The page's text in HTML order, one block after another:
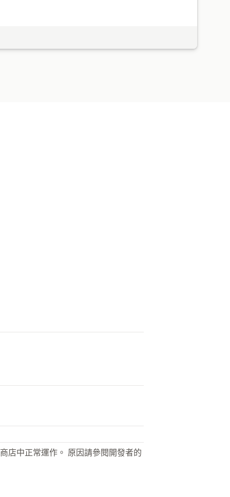
店中正常運作。 原因請參閱開發者的